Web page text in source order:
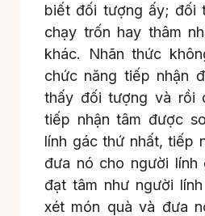
biết đối tượng ấy; đối
chạy trốn hay thâm
khác. Nhãn thức
chức năng tiếp nhận
thấy đối tượng và rồi
tiếp nhận tâm được
lính gác thứ nhất, tiếp
đưa nó cho người lính
đạt tâm như người
xét món quà và đưa